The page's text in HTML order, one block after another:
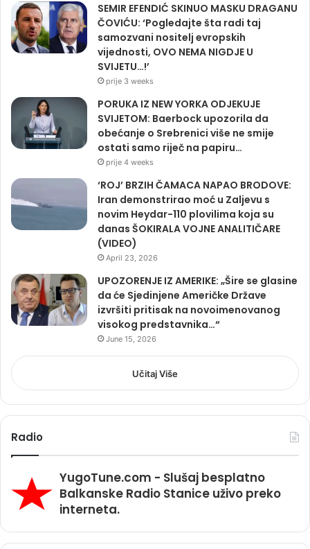
SEMIR EFENDIĆ SKINUO MASKU DRAGANU
ČOVIĆU: ‘Pogledajte šta radi taj
samozvani nositelj evropskih
vijednosti, OVO NEMA NIGDJE U
SVIJETU…!’
prije 3 weeks
PORUKA IZ NEW YORKA ODJEKUJE
SVIJETOM: Baerbock upozorila da
obećanje o Srebrenici više ne smije
ostati samo riječ na papiru…
prije 4 weeks
‘ROJ’ BRZIH ČAMACA NAPAO BRODOVE:
Iran demonstrirao moć u Zaljevu s
novim Heydar-110 plovilima koja su
danas ŠOKIRALA VOJNE ANALITIČARE
(VIDEO)
April 23, 2026
UPOZORENJE IZ AMERIKE: „Šire se glasine
da će Sjedinjene Američke Države
izvršiti pritisak na novoimenovanog
visokog predstavnika…“
June 15, 2026
Učitaj Više
Radio
YugoTune.com - Slušaj besplatno
Balkanske Radio Stanice uživo preko
interneta.